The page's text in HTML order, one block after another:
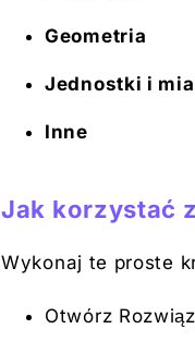
Geometria
Jednostki i
Inne
Jak korzystać
Wykonaj te proste
Otwórz